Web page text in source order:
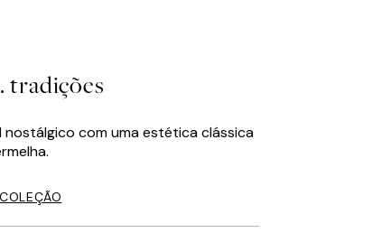
tradições
nostálgico com uma estética clássica